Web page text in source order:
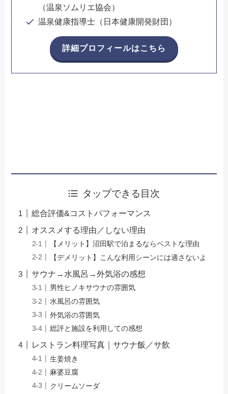
（温泉ソムリエ協会）
温泉健康指導士（日本健康開発財団）
詳細プロフィールはこちら
タップできる目次
総合評価&コストパフォーマンス
オススメする理由／しない理由
【メリット】沼田駅で泊まるならベストな理由
【デメリット】こんな利用シーンには適さないよ
サウナ→水風呂→外気浴の感想
男性ヒノキサウナの雰囲気
水風呂の雰囲気
外気浴の雰囲気
総評と施設を利用しての感想
レストラン料理写真｜サウナ飯／サ飲
生姜焼き
麻婆豆腐
クリームソーダ